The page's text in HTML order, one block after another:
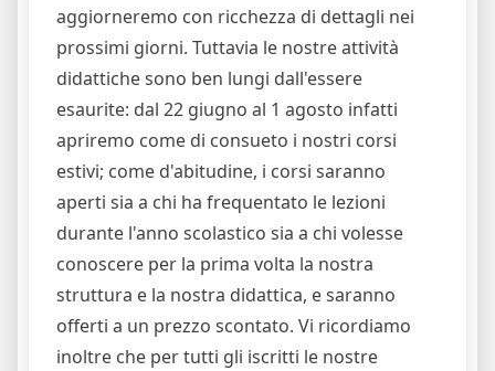
aggiorneremo con ricchezza di dettagli nei
prossimi giorni. Tuttavia le nostre attività
didattiche sono ben lungi dall'essere
esaurite: dal 22 giugno al 1 agosto infatti
apriremo come di consueto i nostri corsi
estivi; come d'abitudine, i corsi saranno
aperti sia a chi ha frequentato le lezioni
durante l'anno scolastico sia a chi volesse
conoscere per la prima volta la nostra
struttura e la nostra didattica, e saranno
offerti a un prezzo scontato. Vi ricordiamo
inoltre che per tutti gli iscritti le nostre